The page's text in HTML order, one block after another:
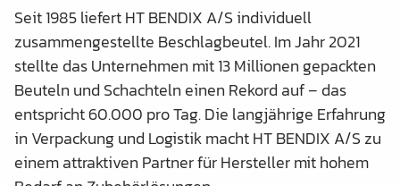
Seit 1985 liefert HT BENDIX A/S individuell
zusammengestellte Beschlagbeutel. Im Jahr 2021
stellte das Unternehmen mit 13 Millionen gepackten
Beuteln und Schachteln einen Rekord auf – das
entspricht 60.000 pro Tag. Die langjährige Erfahrung
in Verpackung und Logistik macht HT BENDIX A/S zu
einem attraktiven Partner für Hersteller mit hohem